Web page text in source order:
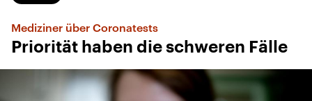
Mediziner über Coronatests
Priorität haben die schweren Fälle